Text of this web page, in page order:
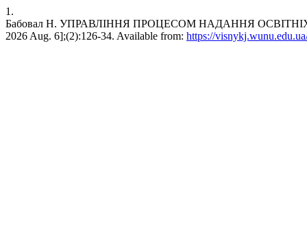
1.
Бабовал Н. УПРАВЛІННЯ ПРОЦЕСОМ НАДАННЯ ОСВІТНІХ
2026 Aug. 6];(2):126-34. Available from: https://